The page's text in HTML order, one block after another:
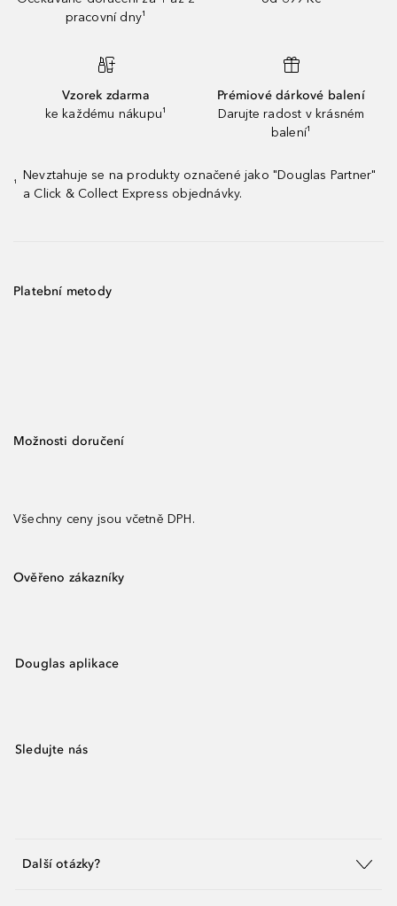
pracovní dny¹
Vzorek zdarma
ke každému nákupu¹
Prémiové dárkové balení
Darujte radost v krásném
balení¹
¹
Nevztahuje se na produkty označené jako "Douglas Partner"
a Click & Collect Express objednávky.
Platební metody
Možnosti doručení
Všechny ceny jsou včetně DPH.
Ověřeno zákazníky
Douglas aplikace
Sledujte nás
Další otázky?